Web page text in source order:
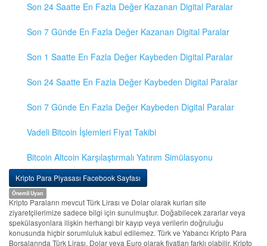
Son 24 Saatte En Fazla Değer Kazanan Digital Paralar
Son 7 Günde En Fazla Değer Kazanan Digital Paralar
Son 1 Saatte En Fazla Değer Kaybeden Digital Paralar
Son 24 Saatte En Fazla Değer Kaybeden Digital Paralar
Son 7 Günde En Fazla Değer Kaybeden Digital Paralar
Vadeli Bitcoin İşlemleri Fiyat Takibi
Bitcoin Altcoin Karşılaştırmalı Yatırım Simülasyonu
Kripto Para Piyasası Facebook Sayfası
Önemli Uyarı
Kripto Paraların mevcut Türk Lirası ve Dolar olarak kurları site
ziyaretçilerimize sadece bilgi için sunulmuştur. Doğabilecek zararlar veya
spekülasyonlara ilişkin herhangi bir kayıp veya verilerin doğruluğu
konusunda hiçbir sorumluluk kabul edilemez. Türk ve Yabancı Kripto Para
Borsalarında Türk Lirası, Dolar veya Euro olarak fiyatları farklı olabilir. Kripto